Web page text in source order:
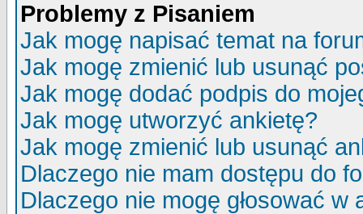
Problemy z Pisaniem
Jak mogę napisać temat na
Jak mogę zmienić lub usunąć
Jak mogę dodać podpis do
Jak mogę utworzyć ankietę?
Jak mogę zmienić lub usunąć
Dlaczego nie mam dostępu do
Dlaczego nie mogę głosować w